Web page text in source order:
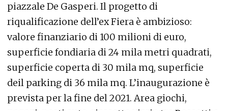
piazzale De Gasperi. Il progetto di
riqualificazione dell’ex Fiera è ambizioso:
valore finanziario di 100 milioni di euro,
superficie fondiaria di 24 mila metri quadrati,
superficie coperta di 30 mila mq, superficie
deil parking di 36 mila mq. L’inaugurazione è
prevista per la fine del 2021. Area giochi,